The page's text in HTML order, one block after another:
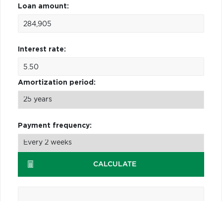
Loan amount:
Interest rate:
Amortization period:
Payment frequency:
CALCULATE